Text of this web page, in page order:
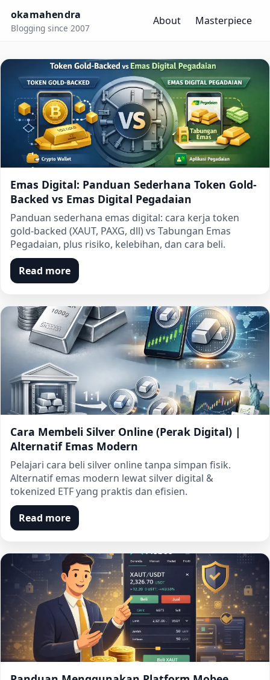
okamahendra
Blogging since 2007
About Masterpiece
okamahendra
Emas Digital: Panduan Sederhana Token Gold-
Backed vs Emas Digital Pegadaian
Panduan sederhana emas digital: cara kerja token
gold-backed (XAUT, PAXG, dll) vs Tabungan Emas
Pegadaian, plus risiko, kelebihan, dan cara beli.
Read more
Cara Membeli Silver Online (Perak Digital) |
Alternatif Emas Modern
Pelajari cara beli silver online tanpa simpan fisik.
Alternatif emas modern lewat silver digital &
tokenized ETF yang praktis dan efisien.
Read more